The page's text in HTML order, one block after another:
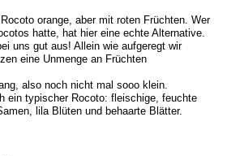
orange, aber mit roten Früchten. Wer
hatte, hat hier eine echte Alternative.
uns gut aus! Allein wie aufgeregt wir
eine Unmenge an Früchten
also noch nicht mal sooo klein.
ein typischer Rocoto: fleischige, feuchte
lila Blüten und behaarte Blätter.